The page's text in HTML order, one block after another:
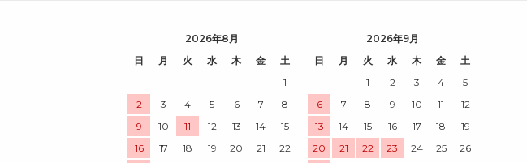
2026年8月
日
月 火 水 木 金
土
1
2
3 4 5 6 7
8
9
10 11 12 13 14
15
16
17 18 19 20 21
22
2026年9月
日
月 火 水 木 金
土
1
2 3 4
5
6
7 8 9 10 11
12
13
14 15 16 17 18
19
20
21 22 23 24 25
26